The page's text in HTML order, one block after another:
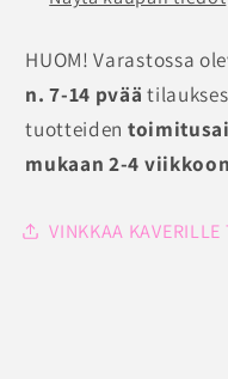
HUOM! Varastossa
n. 7-14 pvää
tuotteiden
mukaan 2-4
VINKKAA